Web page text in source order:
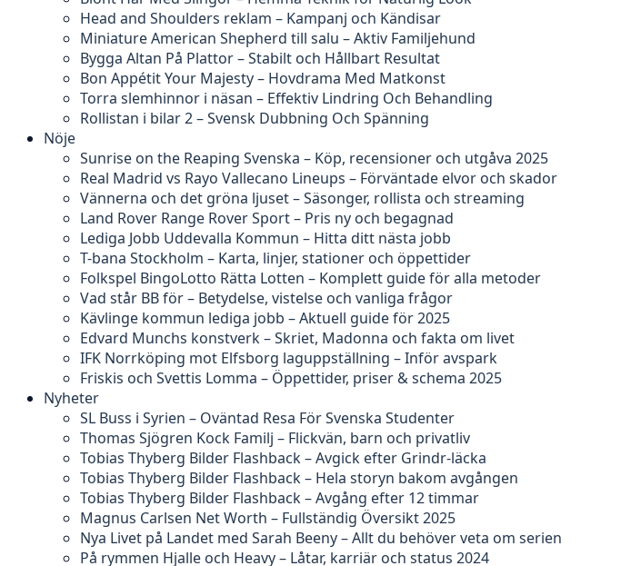
Head and Shoulders reklam – Kampanj och Kändisar
Miniature American Shepherd till salu – Aktiv Familjehund
Bygga Altan På Plattor – Stabilt och Hållbart Resultat
Bon Appétit Your Majesty – Hovdrama Med Matkonst
Torra slemhinnor i näsan – Effektiv Lindring Och Behandling
Rollistan i bilar 2 – Svensk Dubbning Och Spänning
Nöje
Sunrise on the Reaping Svenska – Köp, recensioner och utgåva 2025
Real Madrid vs Rayo Vallecano Lineups – Förväntade elvor och skador
Vännerna och det gröna ljuset – Säsonger, rollista och streaming
Land Rover Range Rover Sport – Pris ny och begagnad
Lediga Jobb Uddevalla Kommun – Hitta ditt nästa jobb
T-bana Stockholm – Karta, linjer, stationer och öppettider
Folkspel BingoLotto Rätta Lotten – Komplett guide för alla metoder
Vad står BB för – Betydelse, vistelse och vanliga frågor
Kävlinge kommun lediga jobb – Aktuell guide för 2025
Edvard Munchs konstverk – Skriet, Madonna och fakta om livet
IFK Norrköping mot Elfsborg laguppställning – Inför avspark
Friskis och Svettis Lomma – Öppettider, priser & schema 2025
Nyheter
SL Buss i Syrien – Oväntad Resa För Svenska Studenter
Thomas Sjögren Kock Familj – Flickvän, barn och privatliv
Tobias Thyberg Bilder Flashback – Avgick efter Grindr-läcka
Tobias Thyberg Bilder Flashback – Hela storyn bakom avgången
Tobias Thyberg Bilder Flashback – Avgång efter 12 timmar
Magnus Carlsen Net Worth – Fullständig Översikt 2025
Nya Livet på Landet med Sarah Beeny – Allt du behöver veta om serien
På rymmen Hjalle och Heavy – Låtar, karriär och status 2024